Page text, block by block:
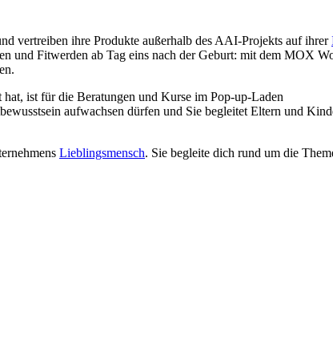
vertreiben ihre Produkte außerhalb des AAI-Projekts auf ihrer
und Fitwerden ab Tag eins nach der Geburt: mit dem MOX
ist für die Beratungen und Kurse im Pop-up-Laden
aufwachsen dürfen und Sie begleitet Eltern und
Lieblingsmensch. Sie begleite dich rund um die